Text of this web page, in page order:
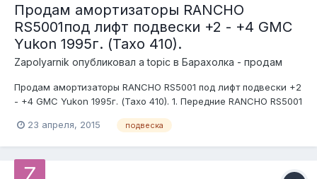
Продам амортизаторы RANCHO
RS5001под лифт подвески +2 - +4 GMC
Yukon 1995г. (Тахо 410).
Zapolyarnik опубликовал a topic в Барахолка - продам
Продам амортизаторы RANCHO RS5001 под лифт подвески +2
- +4 GMC Yukon 1995г. (Тахо 410). 1. Передние RANCHO RS5001
-+4 дюйма Б/У - 1 500р/шт. Отправлю ТК в любой регеон МО
23 апреля, 2015 подвеска